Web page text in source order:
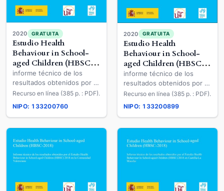
2020 GRATUITA
Estudio Health
Behaviour in School-
aged Children (HBSC-
2018)
informe técnico de los
resultados obtenidos por el
Estudio Health Behaviour in
(HBSC) 2018 en Andalucía
Recurso en línea (385 p. : PDF).
NIPO: 133200760
2020 GRATUITA
Estudio Health
Behaviour in School-
aged Children (HBSC-
2018)
informe técnico de los
resultados obtenidos por el
Estudio Health Behaviour in
Recurso en línea (385 p. : PDF).
NIPO: 133200899